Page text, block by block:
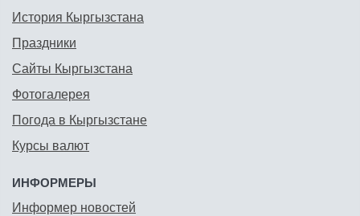
История Кыргызстана
Праздники
Сайты Кыргызстана
Фотогалерея
Погода в Кыргызстане
Курсы валют
ИНФОРМЕРЫ
Информер новостей